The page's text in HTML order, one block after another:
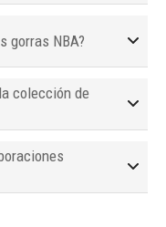
gorras NBA?
colección de